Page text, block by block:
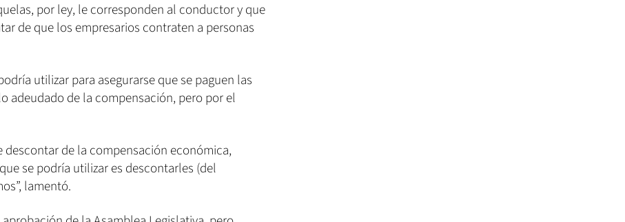
por ley, le corresponden al conductor y que
de que los empresarios contraten a personas
utilizar para asegurarse que se paguen las
adeudado de la compensación, pero por el
descontar de la compensación económica,
se podría utilizar es descontarles (del
lamentó.